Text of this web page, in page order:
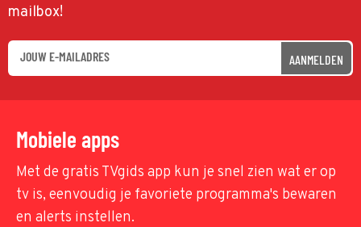
mailbox!
AANMELDEN
Mobiele apps
Met de gratis TVgids app kun je snel zien wat er op
tv is, eenvoudig je favoriete programma's bewaren
en alerts instellen.